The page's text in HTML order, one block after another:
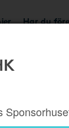
Har du